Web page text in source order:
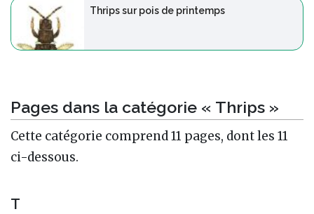
Thrips sur pois de printemps
Pages dans la catégorie « Thrips »
Cette catégorie comprend 11 pages, dont les 11
ci-dessous.
T